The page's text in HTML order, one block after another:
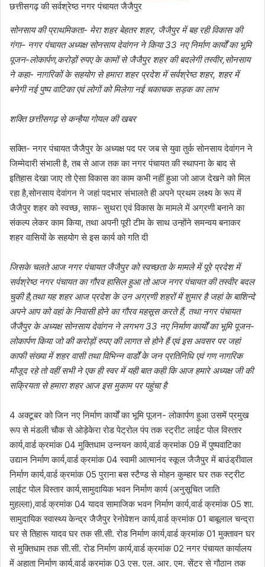
छत्तीसगढ़ की सर्वश्रेष्ठ नगर पंचायत जैजैपुर
सोनसाय की प्राथमिकता- मेरा शहर बेहतर शहर, जैजैपुर में बह रही विकास की
गंगा– नगर पंचायत अध्यक्ष सोनसाय देवांगन ने किया 33 नए निर्माण कार्यों का भूमि
पूजन-लोकार्पण,करोड़ों रुपए के कामों से जैजैपुर शहर की बदलेगी तस्वीर,सोनसाय
ने कहा- नागरिकों के सहयोग से हमारा शहर प्रदेश में सर्वश्रेष्ठ शहर, शहर में
बनेगी नई पुष्प वाटिका एवं लोगों को मिलेगा नई चकाचक सड़क का लाभ
शक्ति छत्तीसगढ़ से कन्हैया गोयल की खबर
सक्ति- नगर पंचायत जैजैपुर के अध्यक्ष पद पर जब से युवा तुर्क सोनसाय देवांगन ने
जिम्मेदारी संभाली है, तब से आज तक का नगर पंचायत की स्थापना के बाद से
इतिहास देखा जाए तो ऐसा विकास का काम कभी नहीं हुआ जो आज देखने को मिल
रहा है,सोनसाय देवांगन ने जहां पदभार संभालते ही अपने प्रथम लक्ष्य के रूप में
जैजैपुर शहर को स्वच्छ, साफ- सुथरा एवं विकास के मामले में अग्रणी बनाने का
संकल्प लेकर काम किया, तथा अपनी पूरी टीम के साथ उन्होंने समन्वय बनाकर
शहर वासियों के सहयोग से इस कार्य को गति दी
जिसके चलते आज नगर पंचायत जैजैपुर को स्वच्छता के मामले में पूरे प्रदेश में
सर्वश्रेष्ठ नगर पंचायत का गौरव हासिल हुआ तो आज नगर पंचायत की तस्वीर बदल
चुकी है,तथा यह शहर आज प्रदेश के उन अग्रणी शहरों में शुमार है जहां के बाशिन्दे
अपने आप को वहां के निवासी होने का गौरव महसूस करते हैं, तथा नगर पंचायत
जैजैपुर के अध्यक्ष सोनसाय देवांगन ने लगभग 33 नए निर्माण कार्यों का भूमि पूजन-
लोकार्पण किया जो की करोड़ों रुपए की लागत से होने हैं एवं इस अवसर पर जहां
काफी संख्या में शहर वासी तथा विभिन्न वार्डों के जन प्रतिनिधि एवं गण नागरिक
मौजूद रहे तो वहीं सभी ने एक ही स्वर में यही बात कही कि आज हमारे अध्यक्ष जी की
सक्रियता से हमारा शहर आज इस मुकाम पर पहुंचा है
4 अक्टूबर को जिन नए निर्माण कार्यों का भूमि पूजन- लोकार्पण हुआ उसमें प्रमुख
रूप से मंडली चौक से ओड़ेकेरा रोड पेट्रोल पंप तक स्ट्रीट लाईट पोल विस्तार
कार्य,वार्ड क्रमांक 04 मुक्तिधाम उन्नयन कार्य,वार्ड क्रमांक 09 में पुष्पवाटिका
उद्यान निर्माण कार्य,वार्ड क्रमांक 04 स्वामी आत्मानंद स्कूल जैजैपुर में बाउंड्रीवाल
निर्माण कार्य,वार्ड क्रमांक 05 पुराना बस स्टैण्ड से मोहन कुम्हार घर तक स्ट्रीट
लाईट पोल विस्तार कार्य,सामुदायिक भवन निर्माण कार्य (अनुसूचित जाति
मुहल्ला),वार्ड क्रमांक 04 यादव सामाजिक भवन निर्माण कार्य,वार्ड क्रमांक 05 शा.
सामुदायिक स्वास्थ्य केन्द्र जैजैपुर रेनोवेशन कार्य,वार्ड क्रमांक 01 बाबूलाल चन्द्रा
घर से तिहारू यादव घर तक सी.सी. रोड निर्माण कार्य,वार्ड क्रमांक 01 मुक्तावन घर
से मुक्तिधाम तक सी.सी. रोड निर्माण कार्य,वार्ड क्रमांक 02 नगर पंचायत कार्यालय
में अहाता निर्माण कार्य,वार्ड क्रमांक 03 एस. एल. आर. एम. सेंटर से गौठान तक